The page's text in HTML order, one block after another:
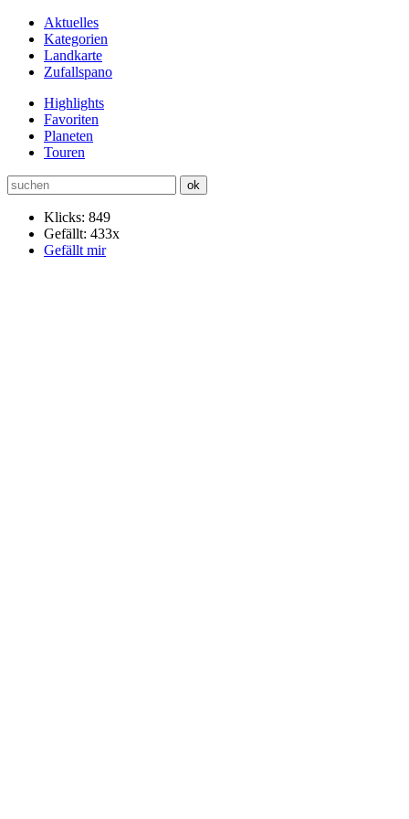
Aktuelles
Kategorien
Landkarte
Zufallspano
Highlights
Favoriten
Planeten
Touren
Klicks: 849
Gefällt: 433x
Gefällt mir